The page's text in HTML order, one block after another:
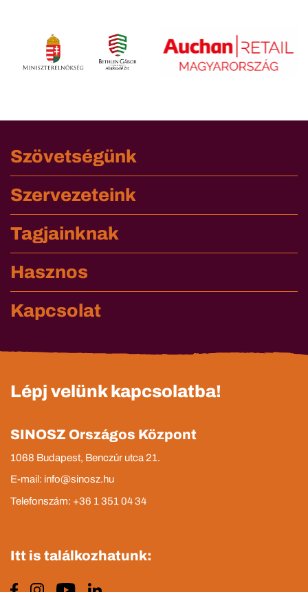
Szövetségünk
Szervezeteink
Tagjainknak
Hasznos
Kapcsolat
Lépj velünk kapcsolatba!
SINOSZ Országos Központ
1068 Budapest, Benczúr utca 21.
E-mail: info@sinosz.hu
Telefonszám: +36 1 351 04 34
Itt is találkozhatunk: